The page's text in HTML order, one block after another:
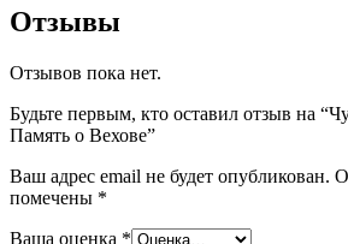
Отзывы
Отзывов пока нет.
Будьте первым, кто оставил отзыв на
Память о Вехове”
Ваш адрес email не будет опубликован.
помечены *
Ваша оценка *